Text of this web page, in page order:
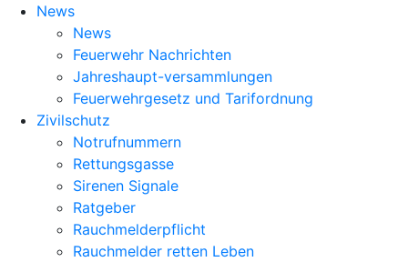
News
News
Feuerwehr Nachrichten
Jahreshaupt-versammlungen
Feuerwehrgesetz und Tarifordnung
Zivilschutz
Notrufnummern
Rettungsgasse
Sirenen Signale
Ratgeber
Rauchmelderpflicht
Rauchmelder retten Leben